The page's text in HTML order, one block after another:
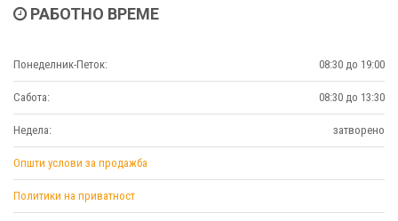
РАБОТНО ВРЕМЕ
Понеделник-Петок: 08:30 до 19:00
Сабота: 08:30 до 13:30
Недела: затворено
Општи услови за продажба
Политики на приватност